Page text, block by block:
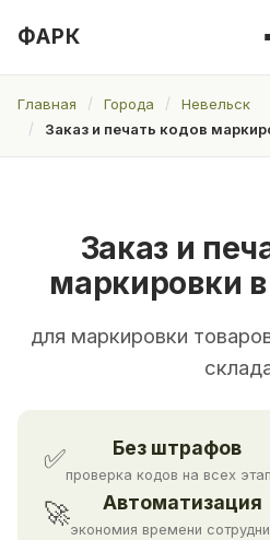
ФАРК
Главная Города
Невельск
Заказ и печать кодов
Заказ и
маркировки
для маркировки
✅ Без штрафов
проверка кодов на всех
🚀 Автоматизация
экономия времени